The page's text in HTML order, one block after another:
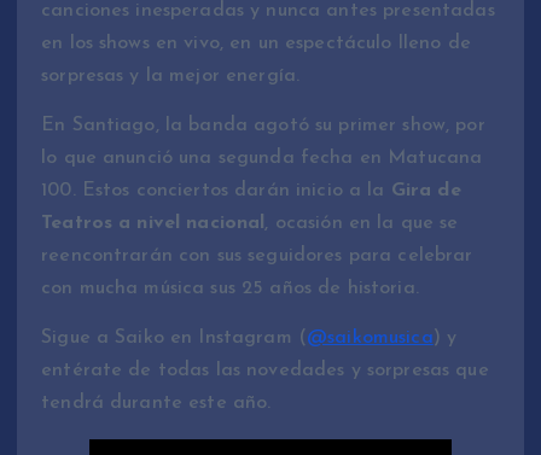
canciones inesperadas y nunca antes presentadas
en los shows en vivo, en un espectáculo lleno de
sorpresas y la mejor energía.
En Santiago, la banda agotó su primer show, por
lo que anunció una segunda fecha en Matucana
100. Estos conciertos darán inicio a la Gira de
Teatros a nivel nacional , ocasión en la que se
reencontrarán con sus seguidores para celebrar
con mucha música sus 25 años de historia.
Sigue a Saiko en Instagram (@saikomusica) y
entérate de todas las novedades y sorpresas que
tendrá durante este año.